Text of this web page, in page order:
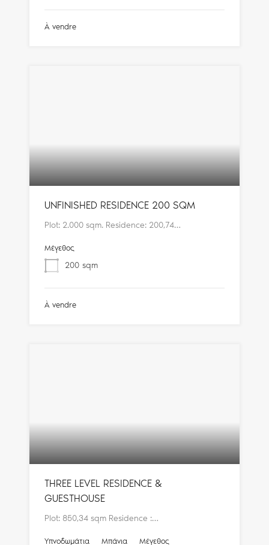
À vendre
UNFINISHED RESIDENCE 200 SQM
Plot: 2.000 sqm. Residence: 200,74…
Μέγεθος
200 sqm
À vendre
THREE LEVEL RESIDENCE &
GUESTHOUSE
Plot: 850,34 sqm Residence :…
Υπνοδωμάτια Μπάνια Μέγεθος